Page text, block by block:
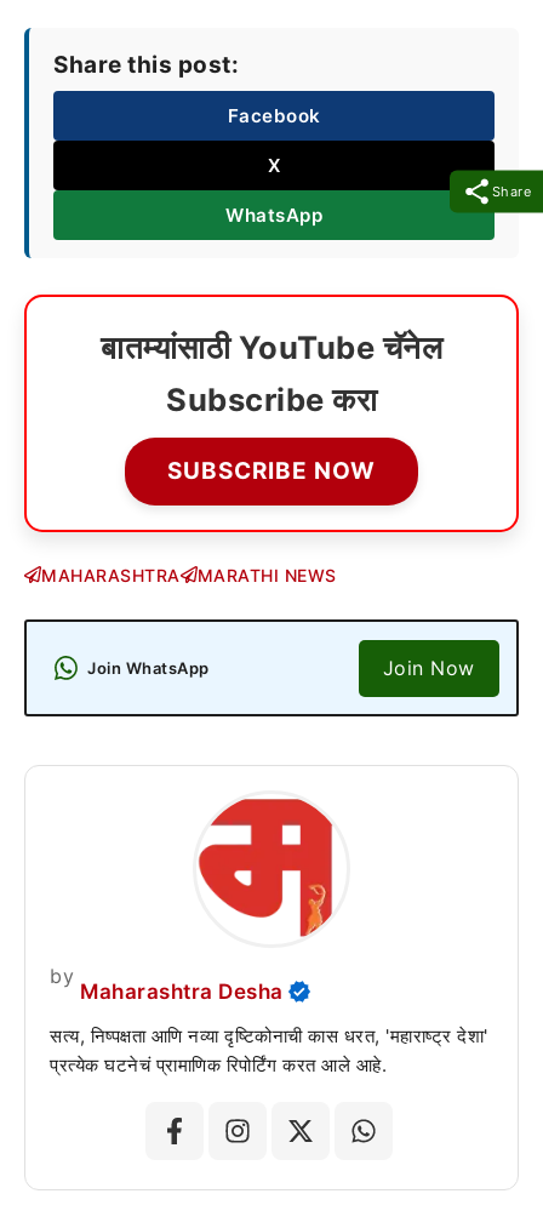
Share
Share this post:
Facebook
X
WhatsApp
बातम्यांसाठी YouTube चॅनेल
Subscribe करा
SUBSCRIBE NOW
MAHARASHTRA MARATHI NEWS
Join WhatsApp Join Now
by
Maharashtra Desha
सत्य, निष्पक्षता आणि नव्या दृष्टिकोनाची कास धरत, 'महाराष्ट्र देशा'
प्रत्येक घटनेचं प्रामाणिक रिपोर्टिंग करत आले आहे.